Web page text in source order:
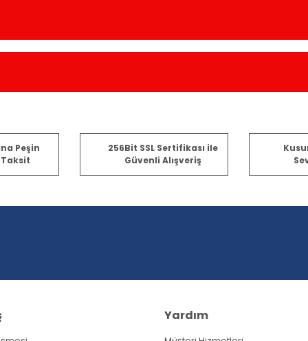
Bu ürüne ilk yorumu siz yapın!
Peşin
256Bit SSL Sertifikası ile
Güvenli Alışveriş
Yardım